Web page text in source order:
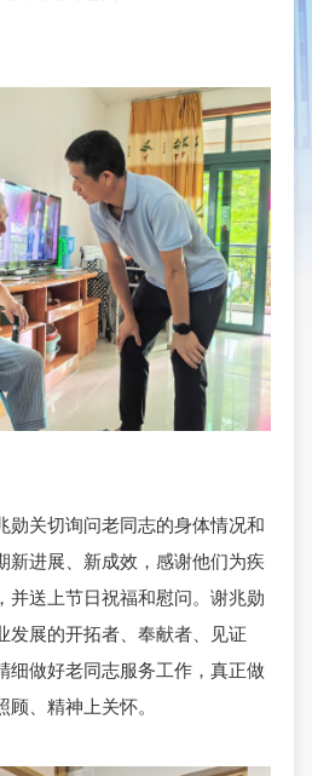
关切询问老同志的身体情况和
新进展、新成效，感谢他们为疾
并送上节日祝福和慰问。谢兆勋
发展的开拓者、奉献者、见证
细做好老同志服务工作，真正做
、精神上关怀。